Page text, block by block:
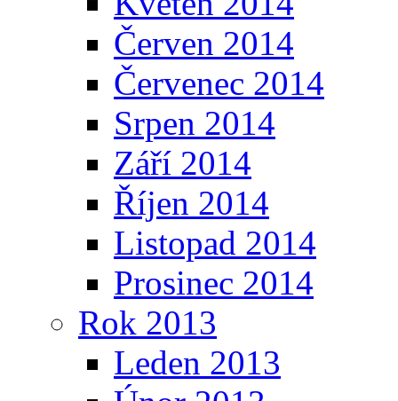
Červen 2014
Červenec 2014
Srpen 2014
Září 2014
Říjen 2014
Listopad 2014
Prosinec 2014
Rok 2013
Leden 2013